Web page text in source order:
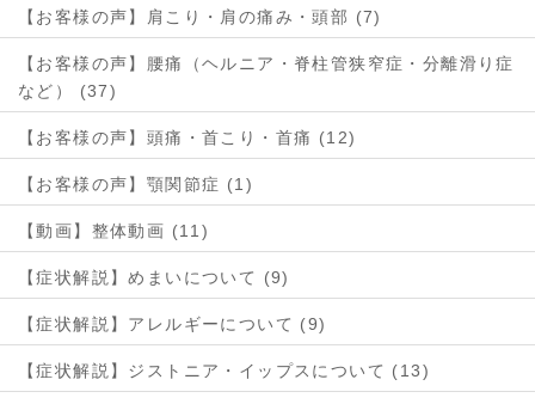
【お客様の声】肩こり・肩の痛み・頭部 (7)
【お客様の声】腰痛（ヘルニア・脊柱管狭窄症・分離滑り症
など） (37)
【お客様の声】頭痛・首こり・首痛 (12)
【お客様の声】顎関節症 (1)
【動画】整体動画 (11)
【症状解説】めまいについて (9)
【症状解説】アレルギーについて (9)
【症状解説】ジストニア・イップスについて (13)